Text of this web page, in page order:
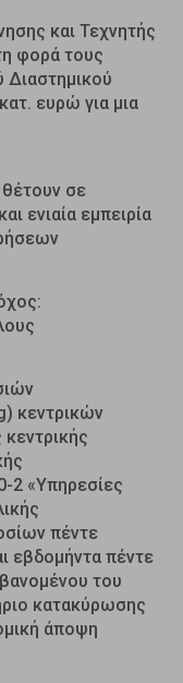
και Τεχνητής
φορά τους
Διαστημικού
ευρώ για μια
σε
ενιαία εμπειρία
κεντρικών
2 «Υπηρεσίες
πέντε
εβδομήντα πέντε
του
κατακύρωσης
άποψη